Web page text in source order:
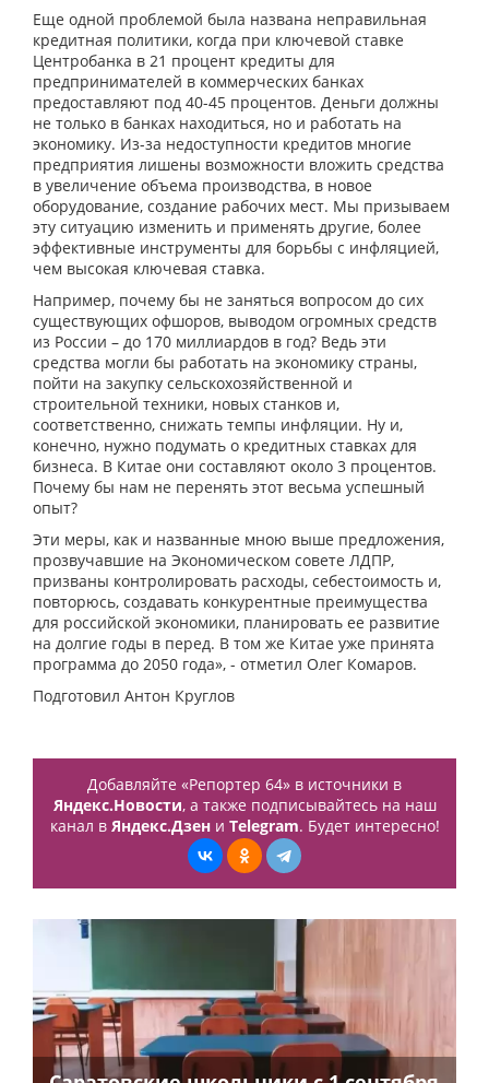
Еще одной проблемой была названа неправильная
кредитная политики, когда при ключевой ставке
Центробанка в 21 процент кредиты для
предпринимателей в коммерческих банках
предоставляют под 40-45 процентов. Деньги должны
не только в банках находиться, но и работать на
экономику. Из-за недоступности кредитов многие
предприятия лишены возможности вложить средства
в увеличение объема производства, в новое
оборудование, создание рабочих мест. Мы призываем
эту ситуацию изменить и применять другие, более
эффективные инструменты для борьбы с инфляцией,
чем высокая ключевая ставка.
Например, почему бы не заняться вопросом до сих
существующих офшоров, выводом огромных средств
из России – до 170 миллиардов в год? Ведь эти
средства могли бы работать на экономику страны,
пойти на закупку сельскохозяйственной и
строительной техники, новых станков и,
соответственно, снижать темпы инфляции. Ну и,
конечно, нужно подумать о кредитных ставках для
бизнеса. В Китае они составляют около 3 процентов.
Почему бы нам не перенять этот весьма успешный
опыт?
Эти меры, как и названные мною выше предложения,
прозвучавшие на Экономическом совете ЛДПР,
призваны контролировать расходы, себестоимость и,
повторюсь, создавать конкурентные преимущества
для российской экономики, планировать ее развитие
на долгие годы в перед. В том же Китае уже принята
программа до 2050 года», - отметил Олег Комаров.
Подготовил Антон Круглов
Добавляйте «Репортер 64» в источники в
Яндекс.Новости, а также подписывайтесь на наш
канал в Яндекс.Дзени Telegram. Будет интересно!